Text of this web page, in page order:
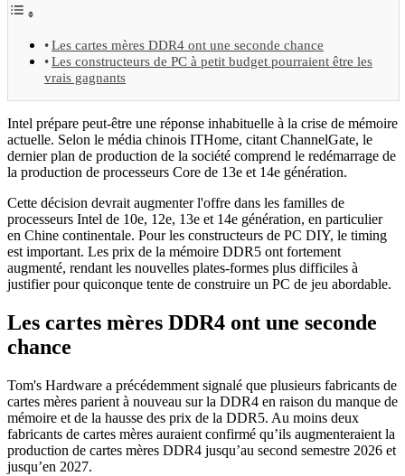
Les cartes mères DDR4 ont une seconde chance
Les constructeurs de PC à petit budget pourraient être les
vrais gagnants
Intel prépare peut-être une réponse inhabituelle à la crise de mémoire
actuelle. Selon le média chinois ITHome, citant ChannelGate, le
dernier plan de production de la société comprend le redémarrage de
la production de processeurs Core de 13e et 14e génération.
Cette décision devrait augmenter l'offre dans les familles de
processeurs Intel de 10e, 12e, 13e et 14e génération, en particulier
en Chine continentale. Pour les constructeurs de PC DIY, le timing
est important. Les prix de la mémoire DDR5 ont fortement
augmenté, rendant les nouvelles plates-formes plus difficiles à
justifier pour quiconque tente de construire un PC de jeu abordable.
Les cartes mères DDR4 ont une seconde
chance
Tom's Hardware a précédemment signalé que plusieurs fabricants de
cartes mères parient à nouveau sur la DDR4 en raison du manque de
mémoire et de la hausse des prix de la DDR5. Au moins deux
fabricants de cartes mères auraient confirmé qu’ils augmenteraient la
production de cartes mères DDR4 jusqu’au second semestre 2026 et
jusqu’en 2027.